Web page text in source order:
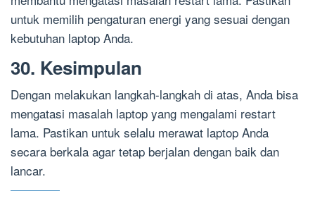
untuk memilih pengaturan energi yang sesuai dengan
kebutuhan laptop Anda.
30. Kesimpulan
Dengan melakukan langkah-langkah di atas, Anda bisa
mengatasi masalah laptop yang mengalami restart
lama. Pastikan untuk selalu merawat laptop Anda
secara berkala agar tetap berjalan dengan baik dan
lancar.